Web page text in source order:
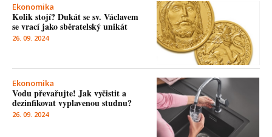
Ekonomika
Kolik stojí? Dukát se sv. Václavem
se vrací jako sběratelský unikát
26. 09. 2024
Ekonomika
Vodu převařujte! Jak vyčistit a
dezinfikovat vyplavenou studnu?
26. 09. 2024